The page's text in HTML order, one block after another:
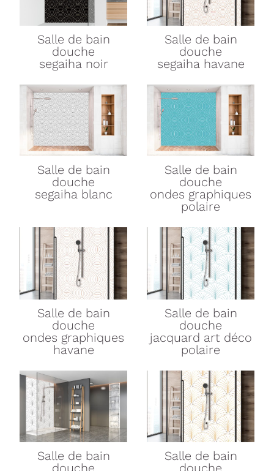
Salle de bain
douche
segaiha noir
Salle de bain
douche
segaiha havane
Salle de bain
douche
segaiha blanc
Salle de bain
douche
ondes graphiques
polaire
Salle de bain
douche
ondes graphiques
havane
Salle de bain
douche
jacquard art déco
polaire
Salle de bain
douche
Salle de bain
douche